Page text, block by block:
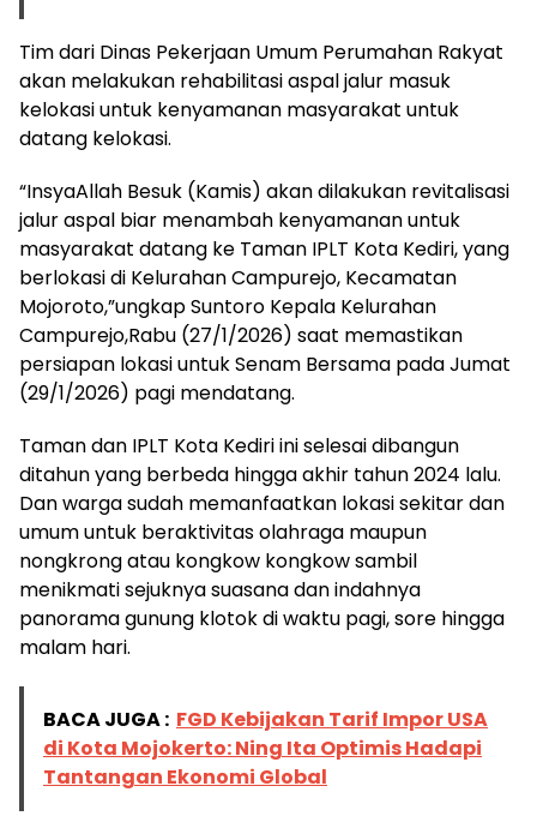
Tim dari Dinas Pekerjaan Umum Perumahan Rakyat
akan melakukan rehabilitasi aspal jalur masuk
kelokasi untuk kenyamanan masyarakat untuk
datang kelokasi.
“InsyaAllah Besuk (Kamis) akan dilakukan revitalisasi
jalur aspal biar menambah kenyamanan untuk
masyarakat datang ke Taman IPLT Kota Kediri, yang
berlokasi di Kelurahan Campurejo, Kecamatan
Mojoroto,”ungkap Suntoro Kepala Kelurahan
Campurejo,Rabu (27/1/2026) saat memastikan
persiapan lokasi untuk Senam Bersama pada Jumat
(29/1/2026) pagi mendatang.
Taman dan IPLT Kota Kediri ini selesai dibangun
ditahun yang berbeda hingga akhir tahun 2024 lalu.
Dan warga sudah memanfaatkan lokasi sekitar dan
umum untuk beraktivitas olahraga maupun
nongkrong atau kongkow kongkow sambil
menikmati sejuknya suasana dan indahnya
panorama gunung klotok di waktu pagi, sore hingga
malam hari.
BACA JUGA : FGD Kebijakan Tarif Impor USA
di Kota Mojokerto: Ning Ita Optimis Hadapi
Tantangan Ekonomi Global